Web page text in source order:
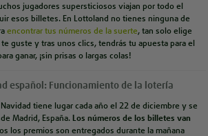
jugadores supersticiosos viajan por todo el
esos billetes. En Lottoland no tienes ninguna de
encontrar tus números de la suerte, tan solo elige
guste y tras unos clics, tendrás tu apuesta para el
ganar, ¡sin prisas o largas colas!
español: Funcionamiento de la lotería
tiene lugar cada año el 22 de diciembre y se
Madrid, España.Los números de los billetes van
los premios son entregados durante la mañana